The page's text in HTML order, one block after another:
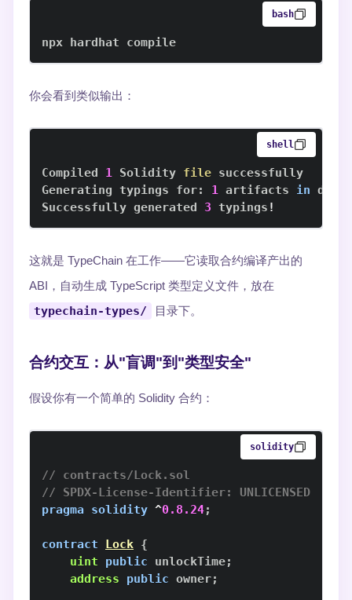
bash
npx hardhat compile
你会看到类似输出：
shell
Compiled 1 Solidity file
Generating typings for: 1 artifacts in dir:
Successfully generated 3 typings !
这就是 TypeChain 在工作——它读取合约编译产出的
ABI，自动生成 TypeScript 类型定义文件，放在
typechain-types/ 目录下。
合约交互：从"盲调"到"类型安全"
假设你有一个简单的 Solidity 合约：
solidity
// contracts/Lock.sol
// SPDX-License-Identifier: UNLICENSED
pragma
solidity ^0.8.24;
contract Lock {
uint
public unlockTime;
address
public owner;